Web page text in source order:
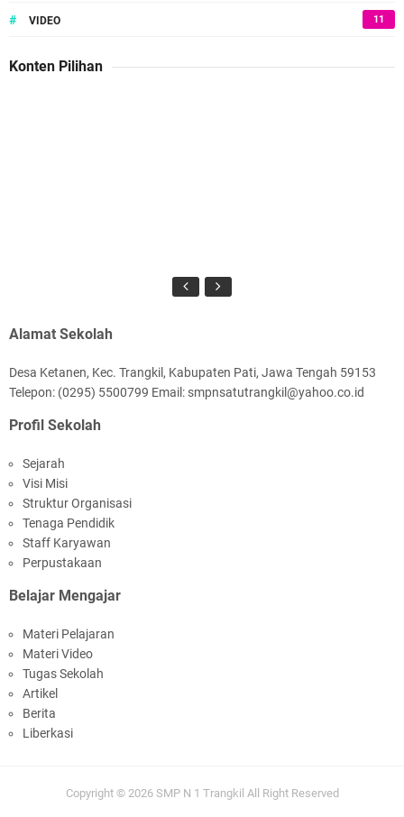
# VIDEO 11
Konten Pilihan
Alamat Sekolah
Desa Ketanen, Kec. Trangkil, Kabupaten Pati, Jawa Tengah 59153
Telepon: (0295) 5500799 Email: smpnsatutrangkil@yahoo.co.id
Profil Sekolah
Sejarah
Visi Misi
Struktur Organisasi
Tenaga Pendidik
Staff Karyawan
Perpustakaan
Belajar Mengajar
Materi Pelajaran
Materi Video
Tugas Sekolah
Artikel
Berita
Liberkasi
Copyright © 2026 SMP N 1 Trangkil All Right Reserved